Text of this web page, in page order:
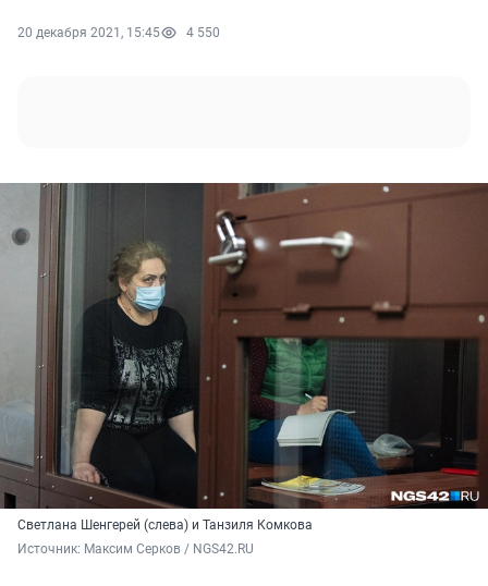
20 декабря 2021, 15:45 4 550
Светлана Шенгерей (слева) и Танзиля Комкова
Источник: Максим Серков / NGS42.RU